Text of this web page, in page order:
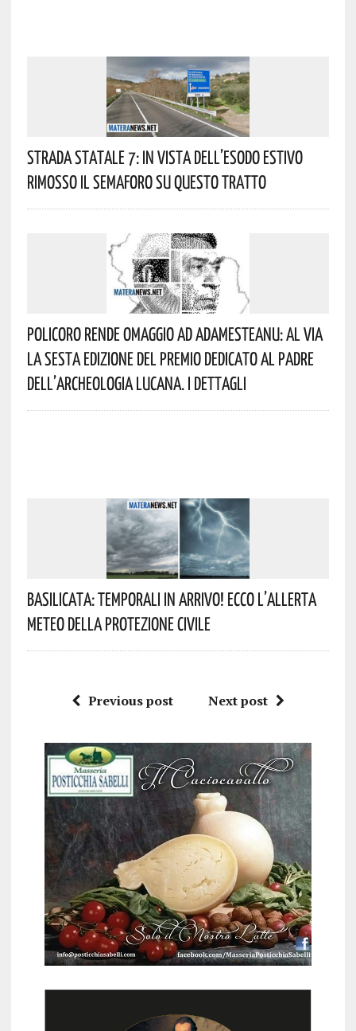
Strada Statale 7: In Vista Dell’esodo Estivo
Rimosso Il Semaforo Su Questo Tratto
Policoro Rende Omaggio Ad Adamesteanu: Al Via
La Sesta Edizione Del Premio Dedicato Al Padre
Dell’archeologia Lucana. I Dettagli
Basilicata: Temporali In Arrivo! Ecco L’allerta
Meteo Della Protezione Civile
Previous post Next post